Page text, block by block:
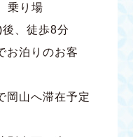
乗り場
、徒歩8分
お泊りのお客
岡山へ滞在予定